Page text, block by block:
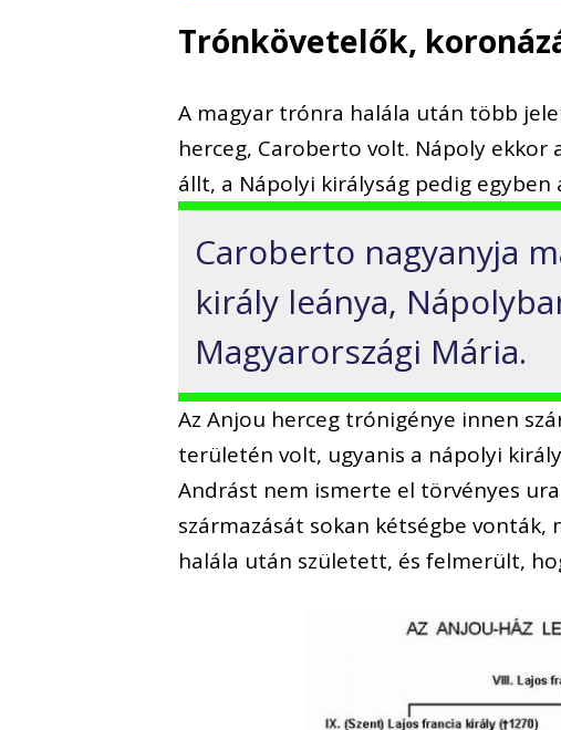
Trónkövetelők,
A magyar trónra halála után több
herceg, Caroberto volt. Nápoly
állt, a Nápolyi királyság pedig egyben
Caroberto nagyanyja
király leánya,
Magyarországi Mária.
Az Anjou herceg trónigénye innen
területén volt, ugyanis a nápolyi
Andrást nem ismerte el törvényes
származását sokan kétségbe
halála után született, és felmerült,